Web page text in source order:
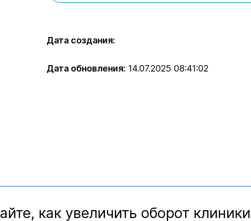
Дата создания:
Дата обновления: 14.07.2025 08:41:02
как увеличить оборот